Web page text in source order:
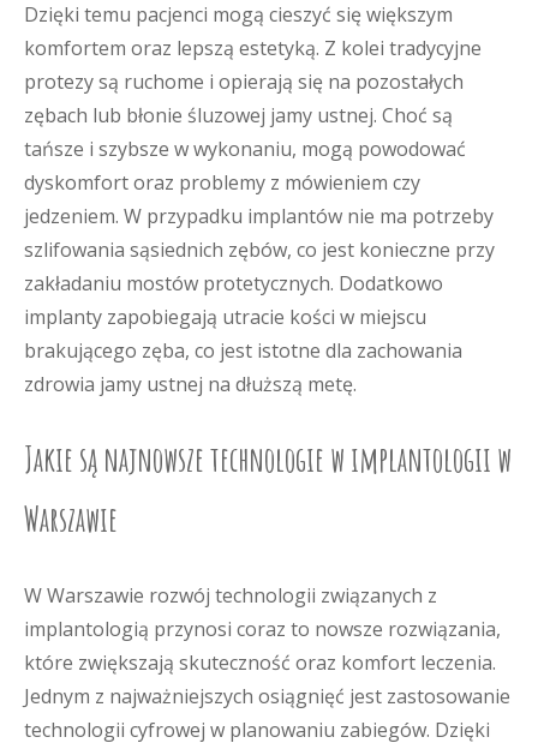
Dzięki temu pacjenci mogą cieszyć się większym
komfortem oraz lepszą estetyką. Z kolei tradycyjne
protezy są ruchome i opierają się na pozostałych
zębach lub błonie śluzowej jamy ustnej. Choć są
tańsze i szybsze w wykonaniu, mogą powodować
dyskomfort oraz problemy z mówieniem czy
jedzeniem. W przypadku implantów nie ma potrzeby
szlifowania sąsiednich zębów, co jest konieczne przy
zakładaniu mostów protetycznych. Dodatkowo
implanty zapobiegają utracie kości w miejscu
brakującego zęba, co jest istotne dla zachowania
zdrowia jamy ustnej na dłuższą metę.
Jakie są najnowsze technologie w implantologii w
Warszawie
W Warszawie rozwój technologii związanych z
implantologią przynosi coraz to nowsze rozwiązania,
które zwiększają skuteczność oraz komfort leczenia.
Jednym z najważniejszych osiągnięć jest zastosowanie
technologii cyfrowej w planowaniu zabiegów. Dzięki